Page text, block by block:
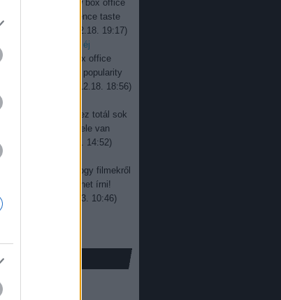
to see how box office
over time. Audience taste
...
2025.12.18. 19:17)
százegymillió éj
read overall. Box office
always reflect real popularity
2025.12.18. 18:56)
sötét út
kritika van itt, ez totál sok
Egy jó film tele van
2024.05.13. 14:52)
2019
gondoltam volna, hogy filmekről
ennyi érdekeset lehet írni!
2023.07.03. 10:46)
új élmény